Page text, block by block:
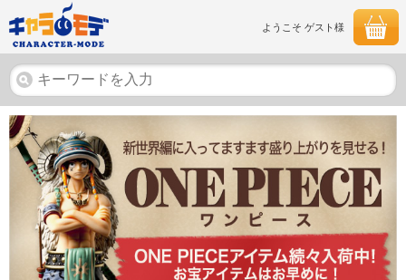
ようこそ ゲスト様